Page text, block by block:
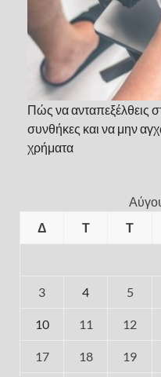
Πώς να ανταπεξέλθεις
συνθήκες και να μην
χρήματα
Δ
Τ Τ
3 4 5
10 11 12
17 18 19